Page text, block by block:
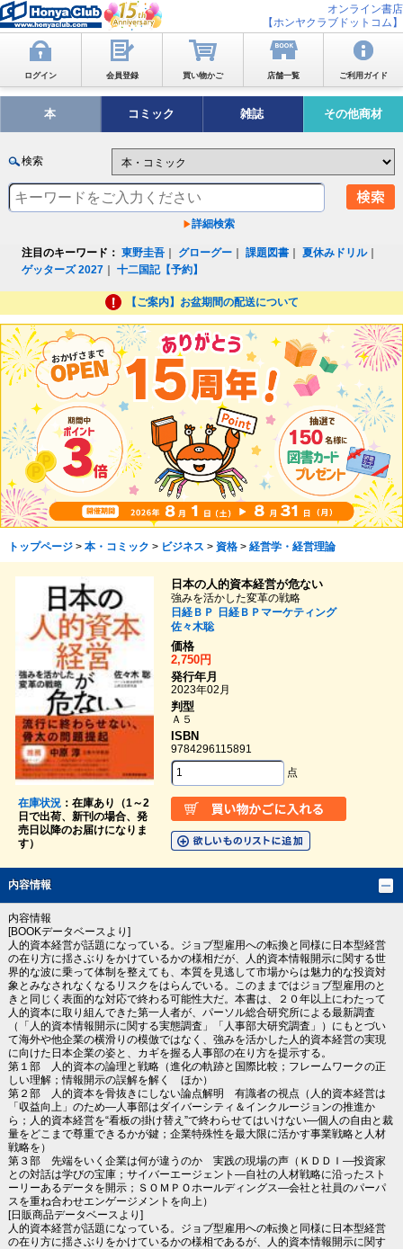
オンライン書店
【ホンヤクラブドットコム】
ログイン 会員登録 買い物かご 店舗一覧 ご利用ガイド
本 コミック 雑誌 その他商材
検索
詳細検索
注目のキーワード： 東野圭吾 グローグー ｜課題図書 ｜夏休みドリル｜
ゲッターズ 2027 ｜十二国記【予約】
【ご案内】お盆期間の配送について
トップページ> 本・コミック > ビジネス > 資格> 経営学・経営理論
在庫状況：在庫あり（1～2
日で出荷、新刊の場合、発
売日以降のお届けになりま
す）
日本の人的資本経営が危ない
強みを活かした変革の戦略
日経ＢＰ
日経ＢＰマーケティング
佐々木聡
価格
2,750円
発行年月
2023年02月
判型
Ａ５
ISBN
9784296115891
点
内容情報
内容情報
[BOOKデータベースより]
人的資本経営が話題になっている。ジョブ型雇用への転換と同様に日本型経営
の在り方に揺さぶりをかけているかの様相だが、人的資本情報開示に関する世
界的な波に乗って体制を整えても、本質を見逃して市場からは魅力的な投資対
象とみなされなくなるリスクをはらんでいる。このままではジョブ型雇用のと
きと同じく表面的な対応で終わる可能性大だ。本書は、２０年以上にわたって
人的資本に取り組んできた第一人者が、パーソル総合研究所による最新調査
（「人的資本情報開示に関する実態調査」「人事部大研究調査」）にもとづい
て海外や他企業の横滑りの模倣ではなく、強みを活かした人的資本経営の実現
に向けた日本企業の姿と、カギを握る人事部の在り方を提示する。
第１部 人的資本の論理と戦略（進化の軌跡と国際比較；フレームワークの正
しい理解；情報開示の誤解を解く ほか）
第２部 人的資本を骨抜きにしない論点解明 有識者の視点（人的資本経営は
「収益向上」のため―人事部はダイバーシティ＆インクルージョンの推進か
ら；人的資本経営を“看板の掛け替え”で終わらせてはいけない―個人の自由と裁
量をどこまで尊重できるかが鍵；企業特殊性を最大限に活かす事業戦略と人材
戦略を）
第３部 先端をいく企業は何が違うのか 実践の現場の声（ＫＤＤＩ―投資家
との対話は学びの宝庫；サイバーエージェント―自社の人材戦略に沿ったスト
ーリーあるデータを開示；ＳＯＭＰＯホールディングス―会社と社員のパーパ
スを重ね合わせエンゲージメントを向上）
[日販商品データベースより]
人的資本経営が話題になっている。ジョブ型雇用への転換と同様に日本型経営
の在り方に揺さぶりをかけているかの様相であるが、人的資本情報開示に関す